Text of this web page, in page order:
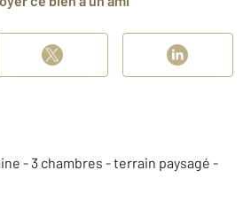
- 3 chambres - terrain paysagé -